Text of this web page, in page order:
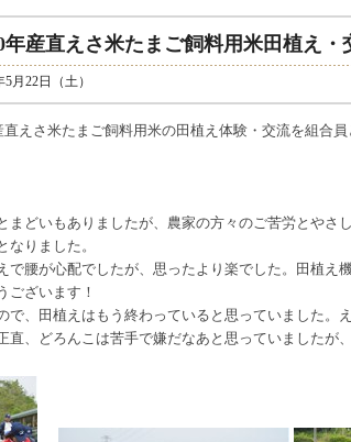
年産直えさ米たまご飼料用米田植え・
5月22日（土）
えさ米たまご飼料用米の田植え体験・交流を組合
まどいもありましたが、農家の方々のご苦労とやさ
なりました。
で腰が心配でしたが、思ったより楽でした。田植え
ございます！
で、田植えはもう終わっていると思っていました。
直、どろんこは苦手で嫌だなあと思っていましたが